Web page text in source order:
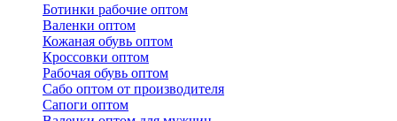
Ботинки рабочие оптом
Валенки оптом
Кожаная обувь оптом
Кроссовки оптом
Рабочая обувь оптом
Сабо оптом от производителя
Сапоги оптом